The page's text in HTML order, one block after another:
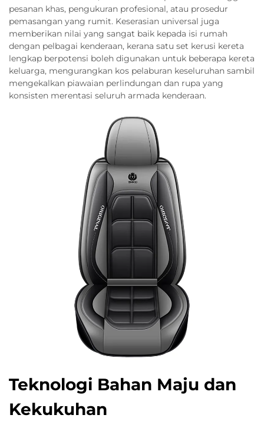
pesanan khas, pengukuran profesional, atau prosedur
pemasangan yang rumit. Keserasian universal juga
memberikan nilai yang sangat baik kepada isi rumah
dengan pelbagai kenderaan, kerana satu set kerusi kereta
lengkap berpotensi boleh digunakan untuk beberapa kereta
keluarga, mengurangkan kos pelaburan keseluruhan sambil
mengekalkan piawaian perlindungan dan rupa yang
konsisten merentasi seluruh armada kenderaan.
Teknologi Bahan Maju dan
Kekukuhan